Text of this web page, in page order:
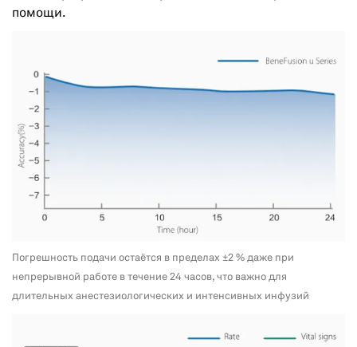
помощи.
Погрешность подачи остаётся в пределах ±2 % даже при
непрерывной работе в течение 24 часов, что важно для
длительных анестезиологических и интенсивных инфузий